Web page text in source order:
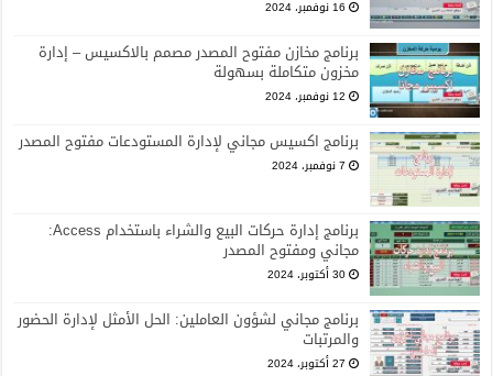
16 نوفمبر، 2024
برنامج مخازن مفتوح المصدر مصمم بالاكسيس – إدارة
مخزون متكاملة بسهولة
12 نوفمبر، 2024
برنامج اكسيس مجاني لإدارة المستودعات مفتوح المصدر
7 نوفمبر، 2024
برنامج إدارة حركات البيع والشراء باستخدام Access:
مجاني ومفتوح المصدر
30 أكتوبر، 2024
برنامج مجاني لشؤون العاملين: الحل الأمثل لإدارة الحضور
والمرتبات
27 أكتوبر، 2024